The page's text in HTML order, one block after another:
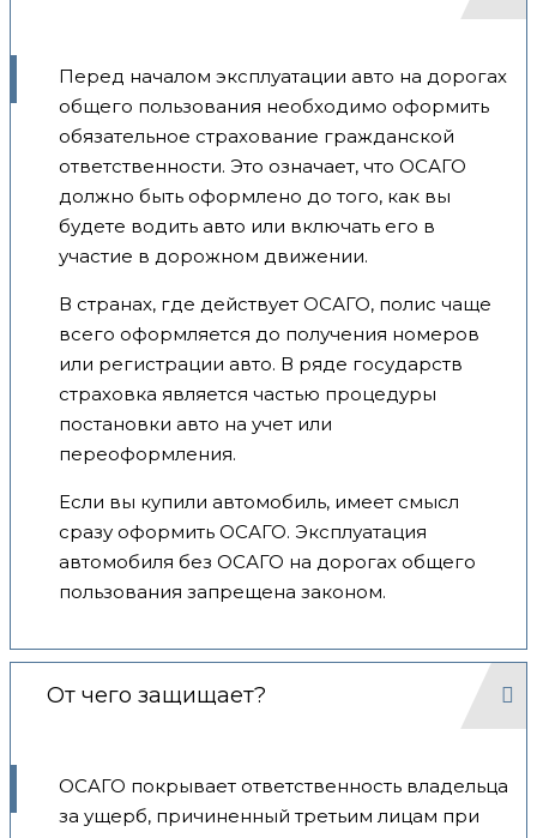
Перед началом эксплуатации авто на дорогах
общего пользования необходимо оформить
обязательное страхование гражданской
ответственности. Это означает, что ОСАГО
должно быть оформлено до того, как вы
будете водить авто или включать его в
участие в дорожном движении.
В странах, где действует ОСАГО, полис чаще
всего оформляется до получения номеров
или регистрации авто. В ряде государств
страховка является частью процедуры
постановки авто на учет или
переоформления.
Если вы купили автомобиль, имеет смысл
сразу оформить ОСАГО. Эксплуатация
автомобиля без ОСАГО на дорогах общего
пользования запрещена законом.
От чего защищает?
ОСАГО покрывает ответственность владельца
за ущерб, причиненный третьим лицам при